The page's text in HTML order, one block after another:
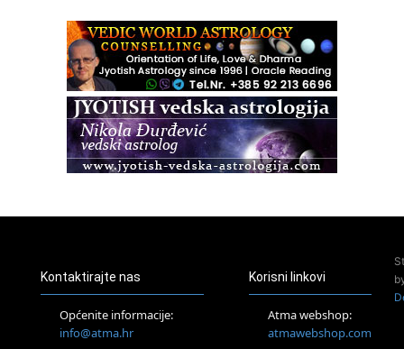
Zagreb+Online
Osnovni ThetaHealing® tečaj, Zagreb i Online
Access BARS®, otpusti stres
Access Energetski Facelift®
Tečaj Višeg Vodstva, razvijanja intuicije i Akaša zapisa
25.08.
Upisi u program Profesionalni hipnoterapeut — nova
generacija kreće 25.08. 2026.
Kontaktirajte nas
Općenite informacije:
info@atma.hr
Korisni linkovi
Atma webshop:
atmawebshop.com